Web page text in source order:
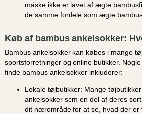
måske ikke er lavet af ægte
de samme fordele som ægte
Køb af bambus ankelsokker:
Bambus ankelsokker kan købes i mange
sportsforretninger og online butikker.
finde bambus ankelsokker inkluderer:
Lokale tøjbutikker: Mange
ankelsokker som en del af deres
dit nærområde for at se, hvad der er